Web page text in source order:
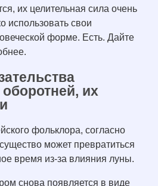
их целительная сила очень
использовать свои
форме. Есть. Дайте
их
фольклора, согласно
может превратиться
время из-за влияния луны.
снова появляется в виде